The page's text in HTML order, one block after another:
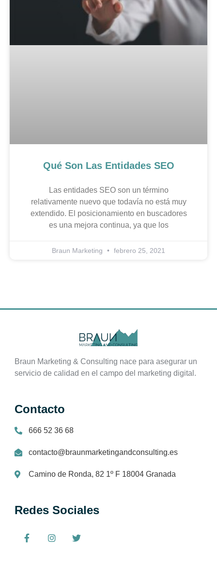
Qué Son Las Entidades SEO
Las entidades SEO son un término
relativamente nuevo que todavía no está muy
extendido. El posicionamiento en buscadores
es una mejora continua, ya que los
Braun Marketing febrero 25, 2021
Braun Marketing & Consulting nace para asegurar un
servicio de calidad en el campo del marketing digital.
Contacto
666 52 36 68
contacto@braunmarketingandconsulting.es
Camino de Ronda, 82 1º F 18004 Granada
Redes Sociales